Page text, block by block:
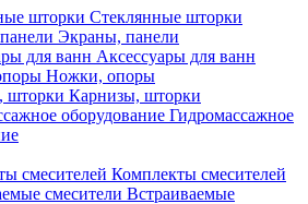
Стеклянные шторки
Экраны, панели
Аксессуары для ванн
Ножки, опоры
Карнизы, шторки
Гидромассажное
Комплекты смесителей
Встраиваемые